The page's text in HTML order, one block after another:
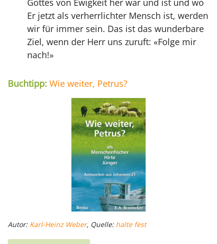
Gottes von Ewigkeit her war und ist und wo
Er jetzt als verherrlichter Mensch ist, werden
wir für immer sein. Das ist das wunderbare
Ziel, wenn der Herr uns zuruft: «Folge mir
nach!»
Buchtipp: Wie weiter, Petrus?
Autor: Karl-Heinz Weber, Quelle: halte fest